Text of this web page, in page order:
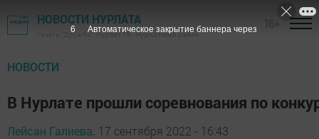
НОВОСТИ НУРЛАТА
Газета "Дружба", Нурлат ТВ - Нурлатский район
НОВОСТИ
В Нурлате прошли соревнования по
Лейсан Галиева, 17 сентября 2022 - 16:43
5 Автоматическое закрытие баннера через